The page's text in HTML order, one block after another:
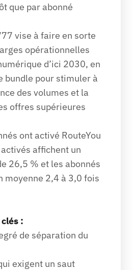
que par abonné
vise à faire en sorte
opérationnelles
d’ici 2030, en
bundle pour stimuler à
des volumes et la
offres supérieures
ont activé RouteYou
affichent un
26,5 % et les abonnés
moyenne 2,4 à 3,0 fois
:
de séparation du
exigent un saut